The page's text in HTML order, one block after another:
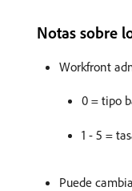
Notas sobre
Workfront
0 = tipo
1 - 5 =
Puede